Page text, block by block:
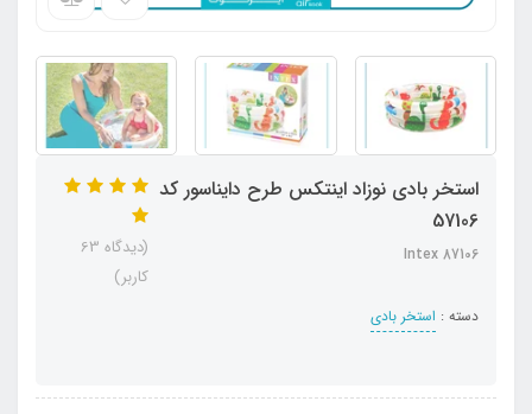
استخر بادی نوزاد اینتکس طرح دایناسور کد
57106
Intex 87106
دسته : استخر بادی
(دیدگاه 63
کاربر)